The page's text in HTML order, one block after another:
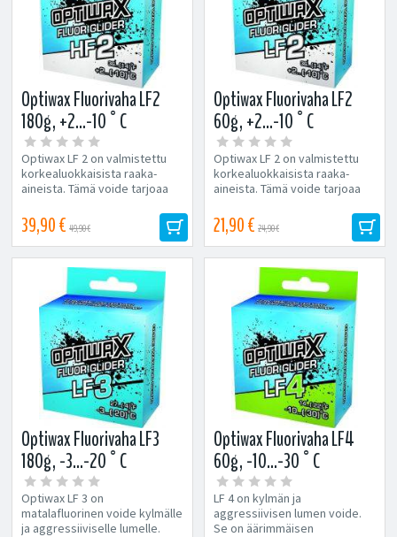
Optiwax Fluorivaha LF2
180g, +2...-10°C
Optiwax LF 2 on valmistettu
korkealuokkaisista raaka-
aineista. Tämä voide tarjoaa
39,90 € 49,90 €
Optiwax Fluorivaha LF2
60g, +2...-10°C
Optiwax LF 2 on valmistettu
korkealuokkaisista raaka-
aineista. Tämä voide tarjoaa
21,90 € 24,90 €
Optiwax Fluorivaha LF3
180g, -3...-20°C
Optiwax LF 3 on
matalafluorinen voide kylmälle
ja aggressiiviselle lumelle.
Optiwax Fluorivaha LF4
60g, -10...-30°C
LF 4 on kylmän ja
aggressiivisen lumen voide.
Se on äärimmäisen